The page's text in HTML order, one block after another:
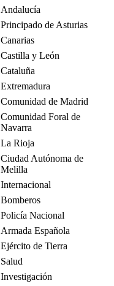
Andalucía
Principado de Asturias
Canarias
Castilla y León
Cataluña
Extremadura
Comunidad de Madrid
Comunidad Foral de
Navarra
La Rioja
Ciudad Autónoma de
Melilla
Internacional
Bomberos
Policía Nacional
Armada Española
Ejército de Tierra
Salud
Investigación